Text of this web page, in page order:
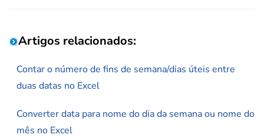
Artigos relacionados:
Contar o número de fins de semana/dias úteis entre
duas datas no Excel
Converter data para nome do dia da semana ou nome do
mês no Excel